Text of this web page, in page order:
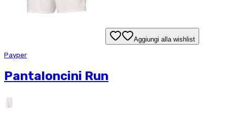
Aggiungi alla wishlist
Payper
Pantaloncini Run